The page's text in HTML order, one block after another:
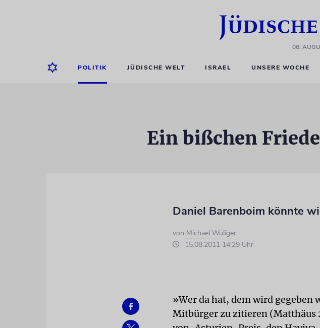
08.
POLITIK JÜDISCHE WELT ISRAEL UNSERE WOCHE
Ein bißchen
Daniel Barenboim könnte
von Michael Wuliger
15.08.2011 14:29 Uhr
»Wer da hat, dem wird
Mitbürger zu zitieren (Matthäus